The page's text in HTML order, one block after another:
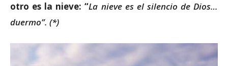
otro es la nieve: “La nieve es el silencio de Dios…
duermo”. (*)